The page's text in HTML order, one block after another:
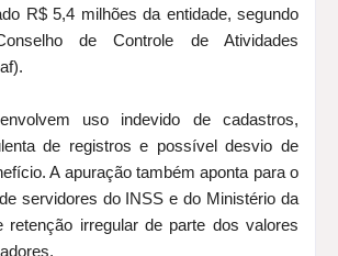
R$ 5,4 milhões da entidade, segundo
de Controle de Atividades
uso indevido de cadastros,
de registros e possível desvio de
A apuração também aponta para o
servidores do INSS e do Ministério da
retenção irregular de parte dos valores